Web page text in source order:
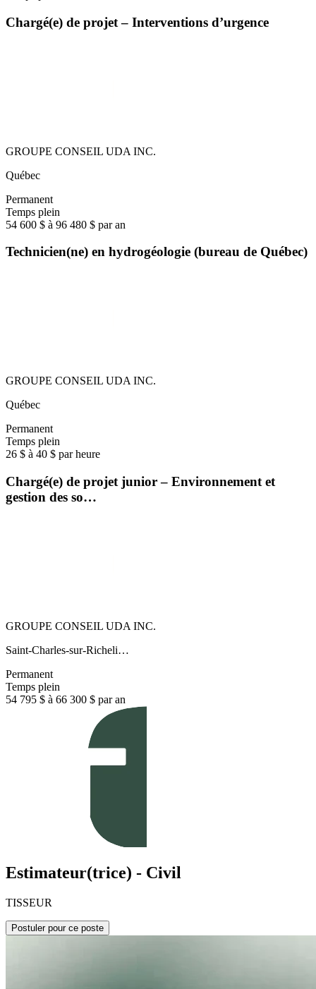
Chargé(e) de projet – Interventions d’urgence
GROUPE CONSEIL UDA INC.
Québec
Permanent
Temps plein
54 600 $ à 96 480 $ par an
Technicien(ne) en hydrogéologie (bureau de Québec)
GROUPE CONSEIL UDA INC.
Québec
Permanent
Temps plein
26 $ à 40 $ par heure
Chargé(e) de projet junior – Environnement et
gestion des so…
GROUPE CONSEIL UDA INC.
Saint-Charles-sur-Richeli…
Permanent
Temps plein
54 795 $ à 66 300 $ par an
Estimateur(trice) - Civil
TISSEUR
Postuler pour ce poste